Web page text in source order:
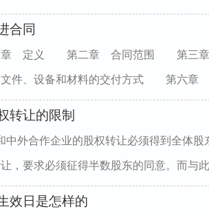
合同
义 第二章 合同范围 第三章
、设备和材料的交付方式 第六章
转让的限制
中外合作企业的股权转让必须得到全体
，要求必须征得半数股东的同意。而与
效日是怎样的